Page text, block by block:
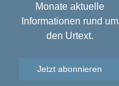
Monate aktuelle
Informationen rund um
den Urtext.
Jetzt abonnieren